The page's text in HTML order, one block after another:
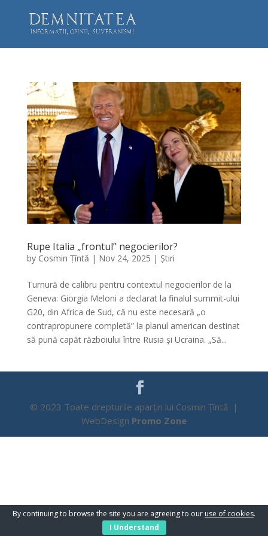
Rupe Italia „frontul” negocierilor?
by Cosmin Țîntă | Nov 24, 2025 | Știri
Turnură de calibru pentru contextul negocierilor de la
Geneva: Giorgia Meloni a declarat la finalul summit-ului
G20, din Africa de Sud, că nu este necesară „o
contrapropunere completă” la planul american destinat
să pună capăt războiului între Rusia și Ucraina. „Să...
© 2023 Toate drepturile aparțin lui Cosmin Țîntă |
WebDesign Promo Zone
By continuing to browse the site you are agreeing to our use of cookies.
I Understand